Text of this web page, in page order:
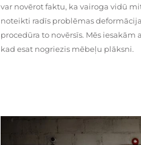
var novērot faktu, ka vairoga vidū
noteikti radīs problēmas
procedūra to novērsīs. Mēs
kad esat nogriezis mēbeļu plāksni.